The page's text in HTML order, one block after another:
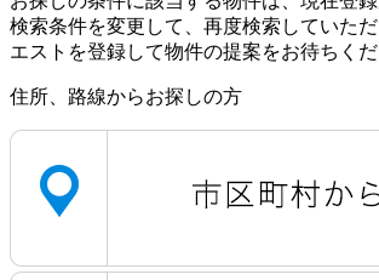
検索条件を変更して、再度検索していた
エストを登録して物件の提案をお待ちくだ
住所、路線からお探しの方